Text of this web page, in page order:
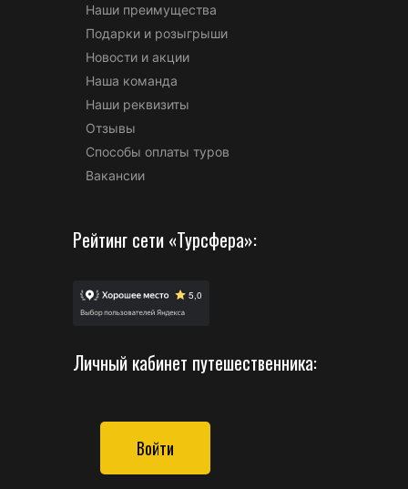
Наши преимущества
Подарки и розыгрыши
Новости и акции
Наша команда
Наши реквизиты
Отзывы
Способы оплаты туров
Вакансии
Рейтинг сети «Турсфера»:
Личный кабинет путешественника:
Войти